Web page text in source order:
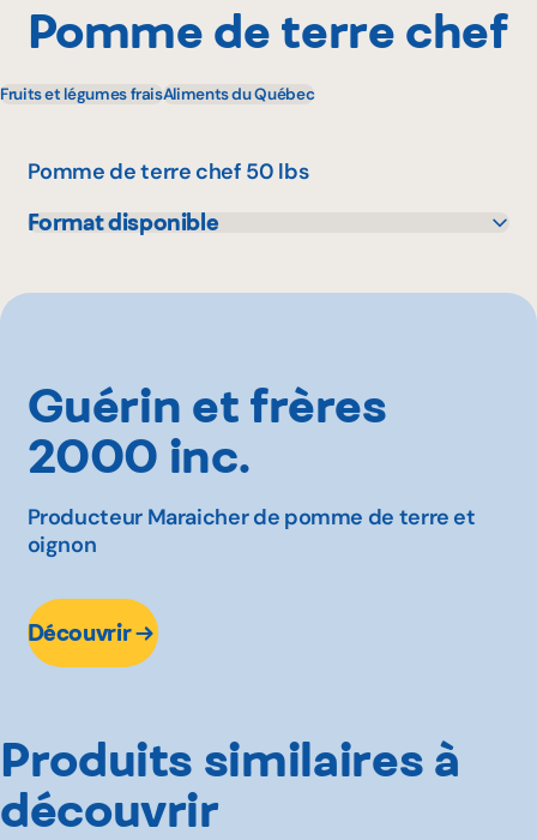
EN
Pomme de terre chef
Fruits et légumes fraisAliments du Québec
Pomme de terre chef 50 lbs
Format disponible
Guérin et frères
2000 inc.
Producteur Maraicher de pomme de terre et
oignon
Découvrir
Produits similaires à
découvrir